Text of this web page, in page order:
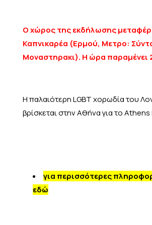
Ο χώρος της εκδήλωσης
Καπνικαρέα (Ερμού, Μετρο:
Μοναστηρακι). Η ώρα παραμένει
Η παλαιότερη LGBT χορωδία του
βρίσκεται στην Αθήνα για το Athens
για περισσότερες
εδώ